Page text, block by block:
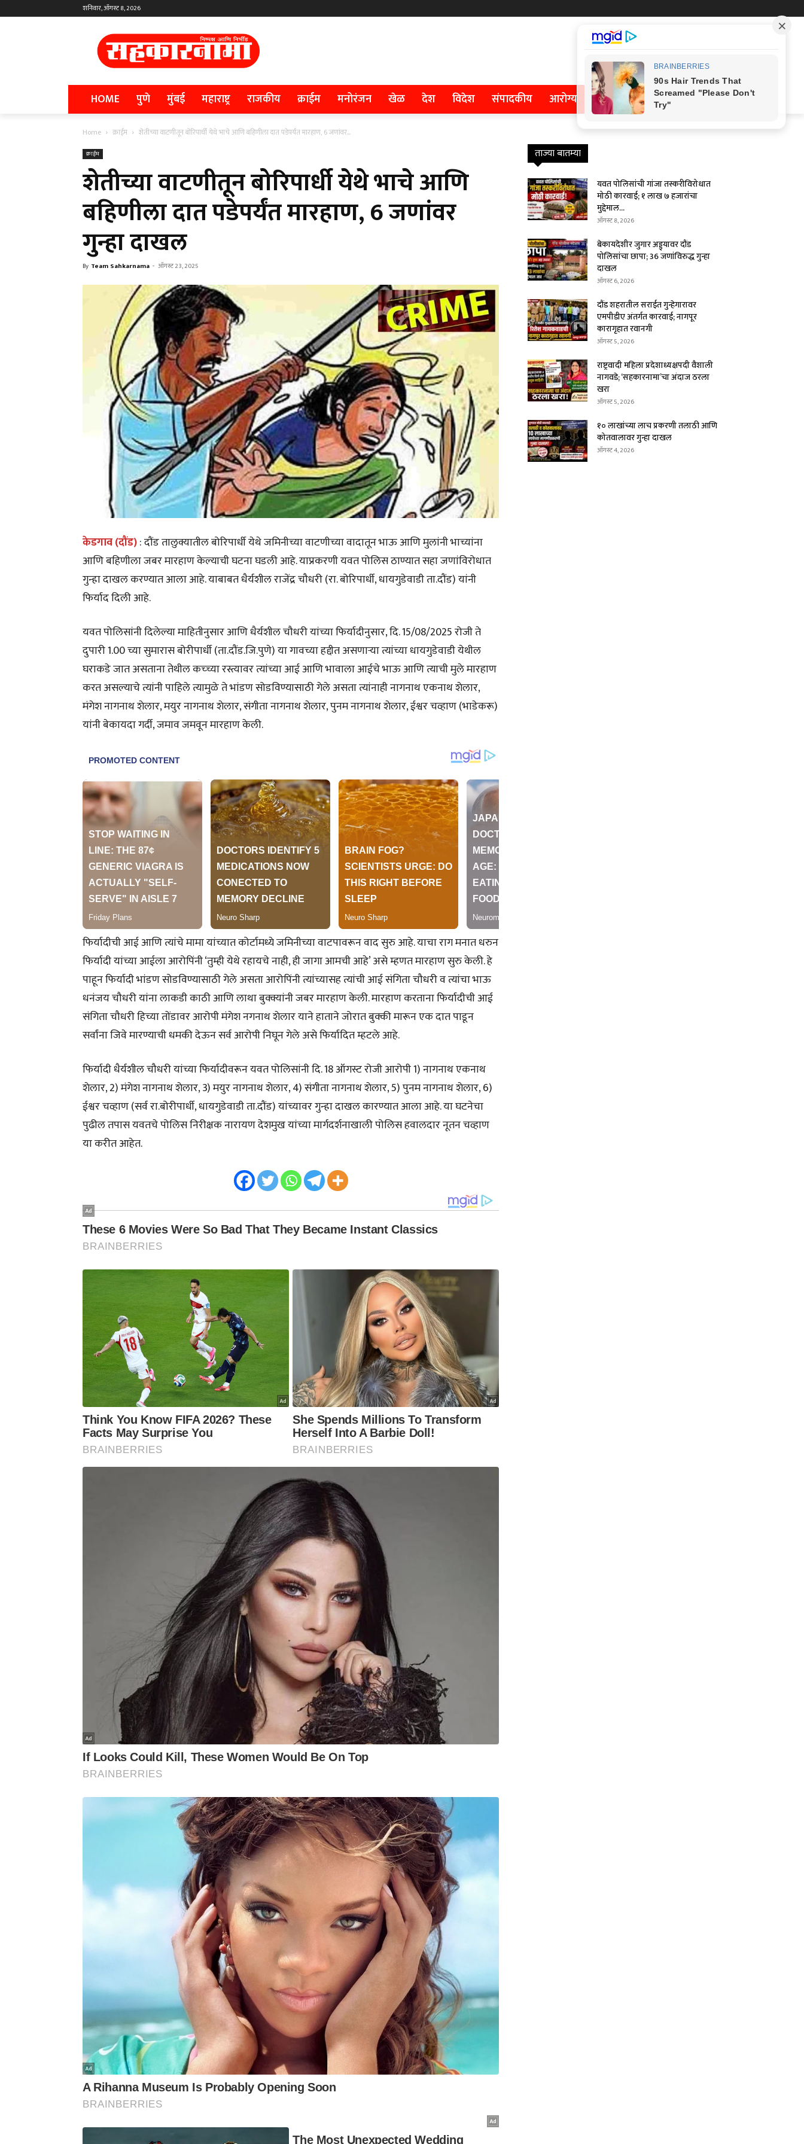
शनिवार, ऑगस्ट 8, 2026
HOME पुणे मुंबई महाराष्ट्र राजकीय क्राईम मनोरंजन खेळ देश विदेश संपादकीय आरोग्य
Home क्राईम शेतीच्या वाटणीतून बोरिपार्धी येथे भाचे आणि बहिणीला दात पडेपर्यंत मारहाण, 6 जणांवर...
क्राईम
शेतीच्या वाटणीतून बोरिपार्धी येथे भाचे आणि
बहिणीला दात पडेपर्यंत मारहाण, 6 जणांवर
गुन्हा दाखल
By Team Sahkarnama - ऑगस्ट 23, 2025
केडगाव (दौंड): दौंड तालुक्यातील बोरिपार्धी येथे जमिनीच्या वाटणीच्या वादातून भाऊ आणि मुलांनी भाच्यांना
आणि बहिणीला जबर मारहाण केल्याची घटना घडली आहे. याप्रकरणी यवत पोलिस ठाण्यात सहा जणांविरोधात
गुन्हा दाखल करण्यात आला आहे. याबाबत धैर्यशील राजेंद्र चौधरी (रा. बोरिपार्धी, धायगुडेवाडी ता.दौंड) यांनी
फिर्याद दिली आहे.
यवत पोलिसांनी दिलेल्या माहितीनुसार आणि धैर्यशील चौधरी यांच्या फिर्यादीनुसार, दि. 15/08/2025 रोजी ते
दुपारी 1.00 च्या सुमारास बोरीपार्धी (ता.दौंड.जि.पुणे) या गावच्या हद्दीत असणाऱ्या त्यांच्या धायगुडेवाडी येथील
घराकडे जात असताना तेथील कच्च्या रस्त्यावर त्यांच्या आई आणि भावाला आईचे भाऊ आणि त्याची मुले मारहाण
करत असल्याचे त्यांनी पाहिले त्यामुळे ते भांडण सोडविण्यासाठी गेले असता त्यांनाही नागनाथ एकनाथ शेलार,
मंगेश नागनाथ शेलार, मयुर नागनाथ शेलार, संगीता नागनाथ शेलार, पुनम नागनाथ शेलार, ईश्वर चव्हाण (भाडेकरू)
यांनी बेकायदा गर्दी, जमाव जमवून मारहाण केली.
फिर्यादीची आई आणि त्यांचे मामा यांच्यात कोर्टामध्ये जमिनीच्या वाटपावरून वाद सुरु आहे. याचा राग मनात धरुन
फिर्यादी यांच्या आईला आरोपिंनी ‘तुम्ही येथे रहायचे नाही, ही जागा आमची आहे’ असे म्हणत मारहाण सुरु केली. हे
पाहून फिर्यादी भांडण सोडविण्यासाठी गेले असता आरोपिंनी त्यांच्यासह त्यांची आई संगिता चौधरी व त्यांचा भाऊ
धनंजय चौधरी यांना लाकडी काठी आणि लाथा बुक्क्यांनी जबर मारहाण केली. मारहाण करताना फिर्यादीची आई
संगिता चौधरी हिच्या तोंडावर आरोपी मंगेश नगनाथ शेलार याने हाताने जोरात बुक्की मारून एक दात पाडून
सर्वांना जिवे मारण्याची धमकी देऊन सर्व आरोपी निघून गेले असे फिर्यादित म्हटले आहे.
फिर्यादी धैर्यशील चौधरी यांच्या फिर्यादीवरून यवत पोलिसांनी दि. 18 ऑगस्ट रोजी आरोपी 1) नागनाथ एकनाथ
शेलार, 2) मंगेश नागनाथ शेलार, 3) मयुर नागनाथ शेलार, 4) संगीता नागनाथ शेलार, 5) पुनम नागनाथ शेलार, 6)
ईश्वर चव्हाण (सर्व रा.बोरीपार्धी, धायगुडेवाडी ता.दौंड) यांच्यावर गुन्हा दाखल कारण्यात आला आहे. या घटनेचा
पुढील तपास यवतचे पोलिस निरीक्षक नारायण देशमुख यांच्या मार्गदर्शनाखाली पोलिस हवालदार नूतन चव्हाण
या करीत आहेत.
ताज्या बातम्या
यवत पोलिसांची गांजा तस्करीविरोधात
मोठी कारवाई; १ लाख ७ हजारांचा
मुद्देमाल...
ऑगस्ट 8, 2026
बेकायदेशीर जुगार अड्ड्यावर दौंड
पोलिसांचा छापा; 36 जणांविरुद्ध गुन्हा
दाखल
ऑगस्ट 6, 2026
दौंड शहरातील सराईत गुन्हेगारावर
एमपीडीए अंतर्गत कारवाई; नागपूर
कारागृहात रवानगी
ऑगस्ट 5, 2026
राष्ट्रवादी महिला प्रदेशाध्यक्षपदी वैशाली
नागवडे; ‘सहकारनामा’चा अंदाज ठरला
खरा
ऑगस्ट 5, 2026
१० लाखांच्या लाच प्रकरणी तलाठी आणि
कोतवालावर गुन्हा दाखल
ऑगस्ट 4, 2026